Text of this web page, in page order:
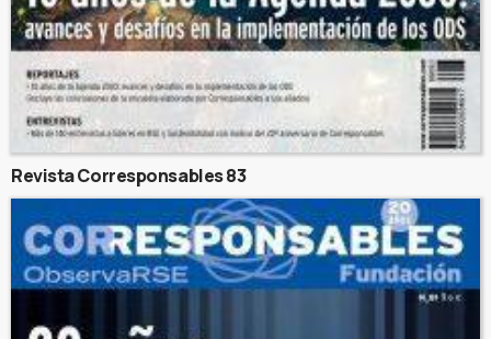
Revista Corresponsables 83